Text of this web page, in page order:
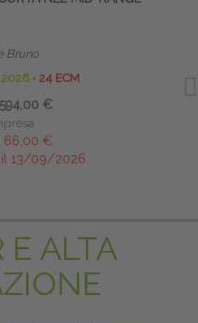
Bruno
2026 ∙ 24 ECM
594,00 €
66,00 €
13/09/2026
E ALTA